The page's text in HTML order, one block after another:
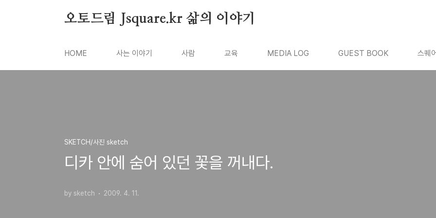
오토드림 Jsquare.kr 삶의 이야기
HOME 사는 이야기 사람 교육 MEDIA LOG GUEST BOOK 스퀘
SKETCH/사진 sketch
디카 안에 숨어 있던 꽃을 꺼내다.
by sketch 2009. 4. 11.